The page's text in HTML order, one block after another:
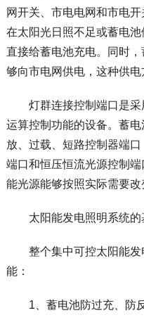
网开关、市电电网和市电
在太阳光日照不足或蓄电
直接给蓄电池充电。同时
够向市电网供电，这种供电
灯群连接控制端口是采
运算控制功能的设备。蓄
放、过载、短路控制器端
端口和恒压恒流光源控制
能光源能够按照实际需要改
太阳能发电照明系统的
整个集中可控太阳能发
能：
1、蓄电池防过充、防